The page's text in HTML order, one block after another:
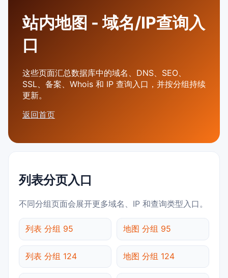
站内地图 - 域名/IP查询入
口
这些页面汇总数据库中的域名、DNS、SEO、
SSL、备案、Whois 和 IP 查询入口，并按分组持续
更新。
返回首页
列表分页入口
不同分组页面会展开更多域名、IP 和查询类型入口。
列表 分组 95 地图 分组 95
列表 分组 124 地图 分组 124